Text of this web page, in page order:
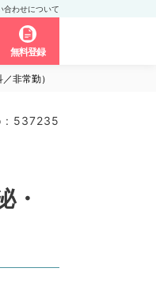
合わせについて
無料登録
非常勤）
: 537235
・